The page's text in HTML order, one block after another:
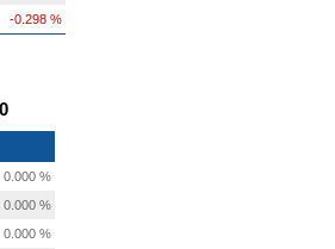
-0.298 %
0.000 %
0.000 %
0.000 %